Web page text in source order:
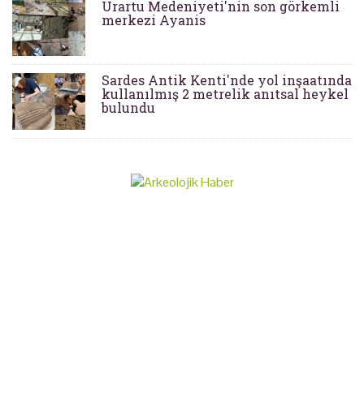
Urartu Medeniyeti'nin son görkemli
merkezi Ayanis
Sardes Antik Kenti'nde yol inşaatında
kullanılmış 2 metrelik anıtsal heykel
bulundu